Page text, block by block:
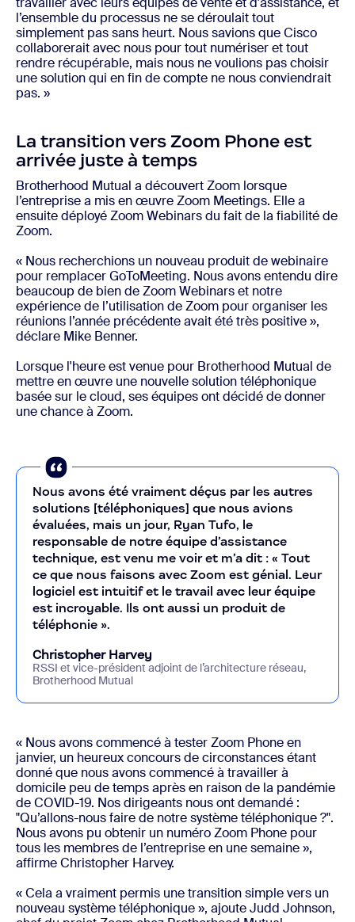
l’ensemble du processus ne se déroulait tout
simplement pas sans heurt. Nous savions que Cisco
collaborerait avec nous pour tout numériser et tout
rendre récupérable, mais nous ne voulions pas choisir
une solution qui en fin de compte ne nous conviendrait
pas. »
La transition vers Zoom Phone est
arrivée juste à temps
Brotherhood Mutual a découvert Zoom lorsque
l’entreprise a mis en œuvre Zoom Meetings. Elle a
ensuite déployé Zoom Webinars du fait de la fiabilité de
Zoom.
« Nous recherchions un nouveau produit de webinaire
pour remplacer GoToMeeting. Nous avons entendu dire
beaucoup de bien de Zoom Webinars et notre
expérience de l’utilisation de Zoom pour organiser les
réunions l’année précédente avait été très positive »,
déclare Mike Benner.
Lorsque l'heure est venue pour Brotherhood Mutual de
mettre en œuvre une nouvelle solution téléphonique
basée sur le cloud, ses équipes ont décidé de donner
une chance à Zoom.
Nous avons été vraiment déçus par les autres
solutions [téléphoniques] que nous avions
évaluées, mais un jour, Ryan Tufo, le
responsable de notre équipe d’assistance
technique, est venu me voir et m’a dit : « Tout
ce que nous faisons avec Zoom est génial. Leur
logiciel est intuitif et le travail avec leur équipe
est incroyable. Ils ont aussi un produit de
téléphonie ».
Christopher Harvey
RSSI et vice-président adjoint de l’architecture réseau,
Brotherhood Mutual
« Nous avons commencé à tester Zoom Phone en
janvier, un heureux concours de circonstances étant
donné que nous avons commencé à travailler à
domicile peu de temps après en raison de la pandémie
de COVID-19. Nos dirigeants nous ont demandé :
"Qu’allons-nous faire de notre système téléphonique ?".
Nous avons pu obtenir un numéro Zoom Phone pour
tous les membres de l’entreprise en une semaine »,
affirme Christopher Harvey.
« Cela a vraiment permis une transition simple vers un
nouveau système téléphonique », ajoute Judd Johnson,